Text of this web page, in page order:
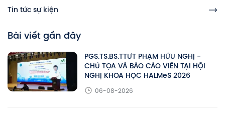
Tin tức sự kiện
Bài viết gần đây
PGS.TS.BS.TTƯT PHẠM HỮU NGHỊ -
CHỦ TỌA VÀ BÁO CÁO VIÊN TẠI HỘI
NGHỊ KHOA HỌC HALMeS 2026
06-08-2026